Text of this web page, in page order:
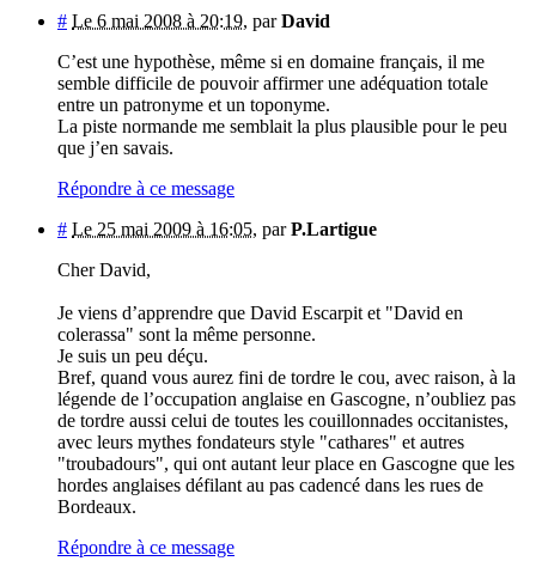
# Le 6 mai 2008 à 20:19, parDavid
C’est une hypothèse, même si en domaine français, il me
semble difficile de pouvoir affirmer une adéquation totale
entre un patronyme et un toponyme.
La piste normande me semblait la plus plausible pour le peu
que j’en savais.
Répondre à ce message
# Le 25 mai 2009 à 16:05, parP.Lartigue
Cher David,
Je viens d’apprendre que David Escarpit et "David en
colerassa" sont la même personne.
Je suis un peu déçu.
Bref, quand vous aurez fini de tordre le cou, avec raison, à la
légende de l’occupation anglaise en Gascogne, n’oubliez pas
de tordre aussi celui de toutes les couillonnades occitanistes,
avec leurs mythes fondateurs style "cathares" et autres
"troubadours", qui ont autant leur place en Gascogne que les
hordes anglaises défilant au pas cadencé dans les rues de
Bordeaux.
Répondre à ce message